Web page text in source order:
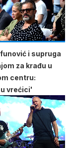
i supruga
za krađu u
centru:
vrećici'